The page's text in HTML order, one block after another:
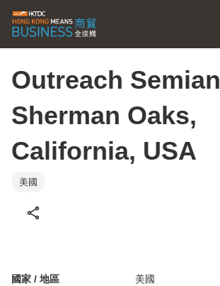
Outreach
Sherman Oaks,
California, USA
美國
國家 / 地區 美國